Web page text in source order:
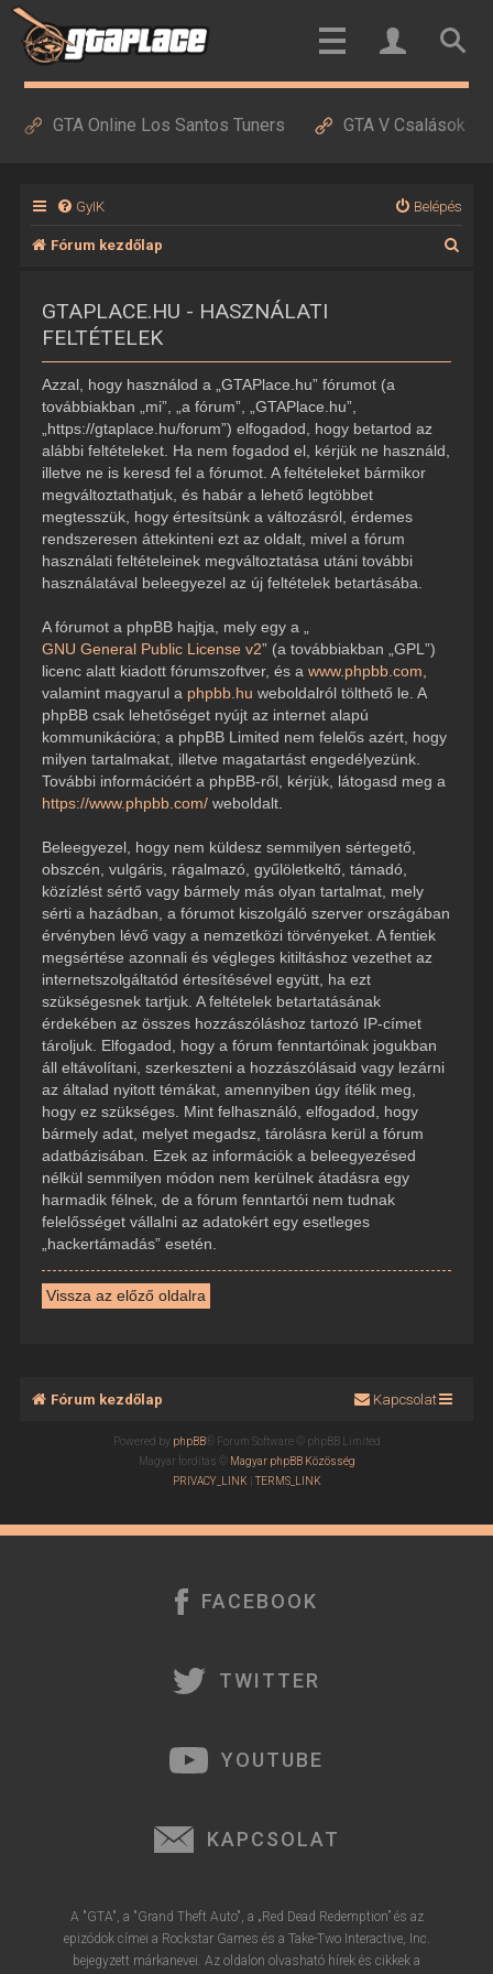
GTA Online Los Santos Tuners GTA V Csalások
GyIK Belépés
Fórum kezdőlap
GTAPLACE.HU - HASZNÁLATI
FELTÉTELEK
Azzal, hogy használod a „GTAPlace.hu” fórumot (a
továbbiakban „mi”, „a fórum”, „GTAPlace.hu”,
„https://gtaplace.hu/forum”) elfogadod, hogy betartod az
alábbi feltételeket. Ha nem fogadod el, kérjük ne használd,
illetve ne is keresd fel a fórumot. A feltételeket bármikor
megváltoztathatjuk, és habár a lehető legtöbbet
megtesszük, hogy értesítsünk a változásról, érdemes
rendszeresen áttekinteni ezt az oldalt, mivel a fórum
használati feltételeinek megváltoztatása utáni további
használatával beleegyezel az új feltételek betartásába.
A fórumot a phpBB hajtja, mely egy a „
GNU General Public License v2” (a továbbiakban „GPL”)
licenc alatt kiadott fórumszoftver, és a www.phpbb.com
valamint magyarul a phpbb.hu weboldalról tölthető le. A
phpBB csak lehetőséget nyújt az internet alapú
kommunikációra; a phpBB Limited nem felelős azért, hogy
milyen tartalmakat, illetve magatartást engedélyezünk.
További információért a phpBB-ről, kérjük, látogasd meg a
https://www.phpbb.com/weboldalt.
Beleegyezel, hogy nem küldesz semmilyen sértegető,
obszcén, vulgáris, rágalmazó, gyűlöletkeltő, támadó,
közízlést sértő vagy bármely más olyan tartalmat, mely
sérti a hazádban, a fórumot kiszolgáló szerver országában
érvényben lévő vagy a nemzetközi törvényeket. A fentiek
megsértése azonnali és végleges kitiltáshoz vezethet az
internetszolgáltatód értesítésével együtt, ha ezt
szükségesnek tartjuk. A feltételek betartatásának
érdekében az összes hozzászóláshoz tartozó IP-címet
tároljuk. Elfogadod, hogy a fórum fenntartóinak jogukban
áll eltávolítani, szerkeszteni a hozzászólásaid vagy lezárni
az általad nyitott témákat, amennyiben úgy ítélik meg,
hogy ez szükséges. Mint felhasználó, elfogadod, hogy
bármely adat, melyet megadsz, tárolásra kerül a fórum
adatbázisában. Ezek az információk a beleegyezésed
nélkül semmilyen módon nem kerülnek átadásra egy
harmadik félnek, de a fórum fenntartói nem tudnak
felelősséget vállalni az adatokért egy esetleges
„hackertámadás” esetén.
Vissza az előző oldalra
Fórum kezdőlap Kapcsolat
Powered by phpBB® Forum Software © phpBB Limited
Magyar fordítás © Magyar phpBB Közösség
PRIVACY_LINK |TERMS_LINK
FACEBOOK
TWITTER
YOUTUBE
KAPCSOLAT
A "GTA", a "Grand Theft Auto", a „Red Dead Redemption” és az
epizódok címei a Rockstar Games és a Take-Two Interactive, Inc.
bejegyzett márkanevei. Az oldalon olvasható hírek és cikkek a